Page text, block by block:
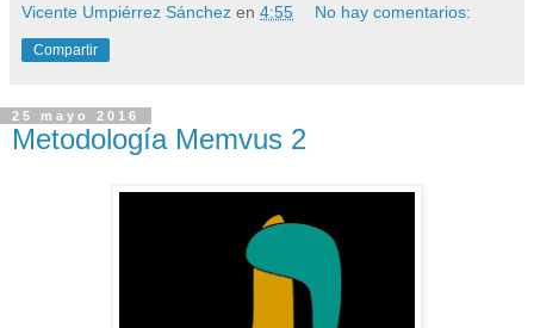
Vicente Umpiérrez Sánchez en 4:55 No hay comentarios:
Compartir
25 mayo 2016
Metodología Memvus 2